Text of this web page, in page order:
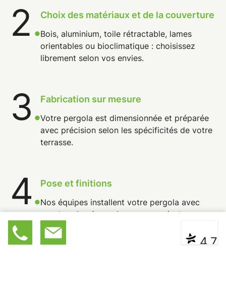
03 89 3* ** **
4,7
2.Choix des matériaux et de la couverture
Bois, aluminium, toile rétractable, lames
orientables ou bioclimatique : choisissez
librement selon vos envies.
3.Fabrication sur mesure
Votre pergola est dimensionnée et préparée
avec précision selon les spécificités de votre
terrasse.
4.Pose et finitions
Nos équipes installent votre pergola avec
tout le soin nécessaire, pour un résultat
durable et esthétique.